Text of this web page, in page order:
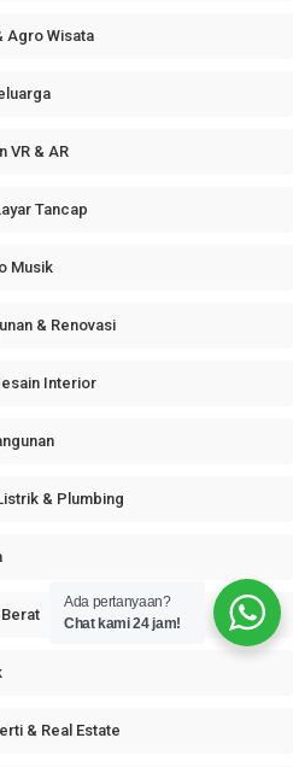
Agro Wisata
VR & AR
Tancap
Musik
& Renovasi
Interior
& Plumbing
& Real Estate
Ada pertanyaan?
Chat kami 24 jam!